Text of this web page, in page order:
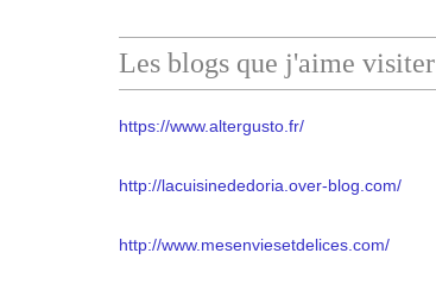
Les blogs que j'aime visiter
https://www.altergusto.fr/
http://lacuisinededoria.over-blog.com/
http://www.mesenviesetdelices.com/